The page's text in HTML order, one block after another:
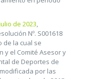
de 2023,
Nº. S001618
de la cual se
y el Comité Asesor y
de Deportes de
por las